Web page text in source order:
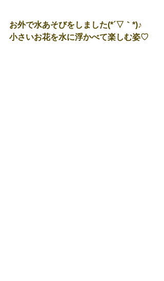
お外で水あそびをしました(*´▽｀*)♪
小さいお花を水に浮かべて楽しむ姿♡